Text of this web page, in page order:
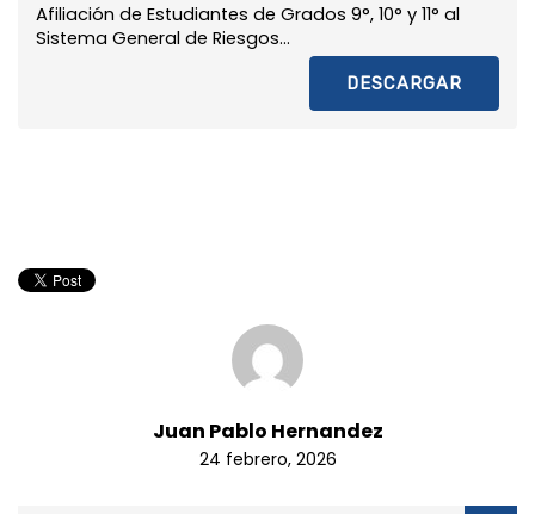
Afiliación de Estudiantes de Grados 9°, 10° y 11° al
Sistema General de Riesgos...
DESCARGAR
Juan Pablo Hernandez
24 febrero, 2026